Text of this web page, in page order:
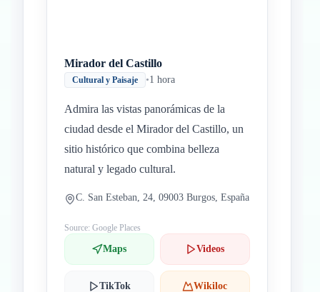
Mirador del Castillo
Cultural y Paisaje •1 hora
Admira las vistas panorámicas de la
ciudad desde el Mirador del Castillo, un
sitio histórico que combina belleza
natural y legado cultural.
C. San Esteban, 24, 09003 Burgos, España
Source: Google Places
Maps Videos
TikTok Wikiloc